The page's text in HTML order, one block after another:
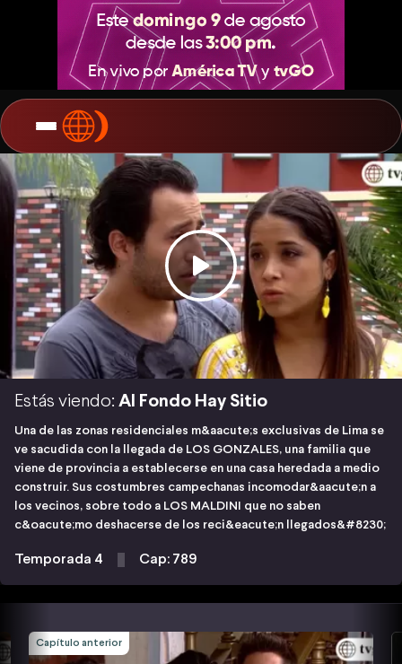
Estás viendo: Al Fondo Hay Sitio
Una de las zonas residenciales m&aacute;s exclusivas de Lima se
ve sacudida con la llegada de LOS GONZALES, una familia que
viene de provincia a establecerse en una casa heredada a medio
construir. Sus costumbres campechanas incomodar&aacute;n a
los vecinos, sobre todo a LOS MALDINI que no saben
c&oacute;mo deshacerse de los reci&eacute;n llegados&#8230;
Temporada 4 Cap: 789
Capítulo anterior